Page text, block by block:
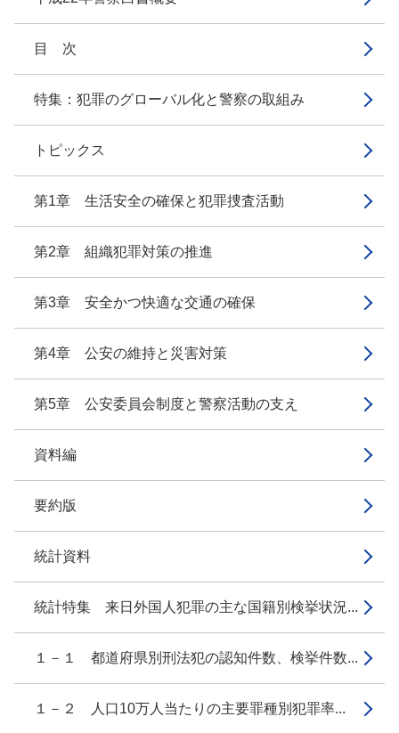
目 次
特集：犯罪のグローバル化と警察の取組み
トピックス
第1章 生活安全の確保と犯罪捜査活動
第2章 組織犯罪対策の推進
第3章 安全かつ快適な交通の確保
第4章 公安の維持と災害対策
第5章 公安委員会制度と警察活動の支え
資料編
要約版
統計資料
統計特集 来日外国人犯罪の主な国籍別検挙状況...
１－１ 都道府県別刑法犯の認知件数、検挙件数...
１－２ 人口10万人当たりの主要罪種別犯罪率...